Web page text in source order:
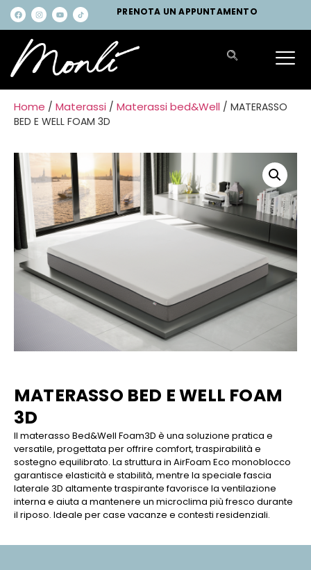
PRENOTA UN APPUNTAMENTO
Home / Materassi / Materassi bed&Well / MATERASSO
BED E WELL FOAM 3D
MATERASSO BED E WELL FOAM
3D
Il materasso Bed&Well Foam3D è una soluzione pratica e
versatile, progettata per offrire comfort, traspirabilità e
sostegno equilibrato. La struttura in AirFoam Eco monoblocco
garantisce elasticità e stabilità, mentre la speciale fascia
laterale 3D altamente traspirante favorisce la ventilazione
interna e aiuta a mantenere un microclima più fresco durante
il riposo. Ideale per case vacanze e contesti residenziali.